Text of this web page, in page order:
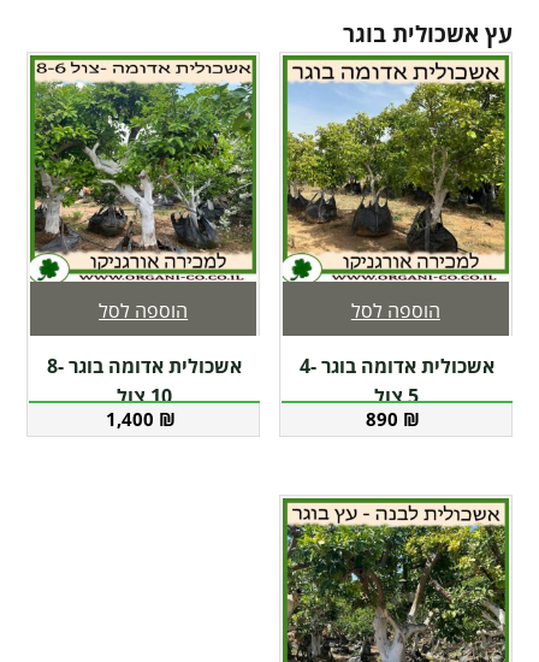
עץ אשכולית בוגר
אשכולית אדומה בוגר 4-
5 צול
890 ₪
הוספה לסל
אשכולית אדומה בוגר 8-
10 צול
1,400 ₪
הוספה לסל